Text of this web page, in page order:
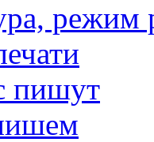
режим
пишут